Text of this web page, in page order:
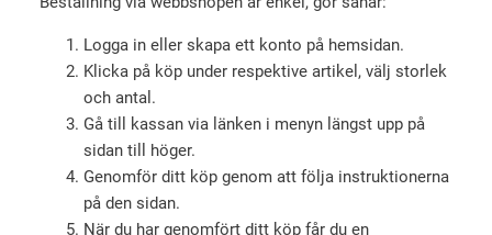
Logga in eller skapa ett konto på hemsidan.
Klicka på köp under respektive artikel, välj storlek
och antal.
Gå till kassan via länken i menyn längst upp på
sidan till höger.
Genomför ditt köp genom att följa instruktionerna
på den sidan.
När du har genomfört ditt köp får du en